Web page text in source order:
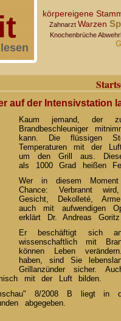
körpereigene
Zahnarzt Warzen
Knochenbrüche
auf der Intensivstation
Kaum jemand, der
Brandbeschleuniger
kann. Die flüssigen
Temperaturen mit der
um den Grill aus.
als 1000 Grad heißen
Wer in diesem
Chance: Verbrannt
Gesicht, Dekolleté,
auch mit aufwendigen
erklärt Dr. Andreas
Er beschäftigt sich an
wissenschaftlich mit
können Leben
haben, sind Sie
Grillanzünder sicher.
mit der Luft bilden.
8/2008 B liegt
abgegeben.